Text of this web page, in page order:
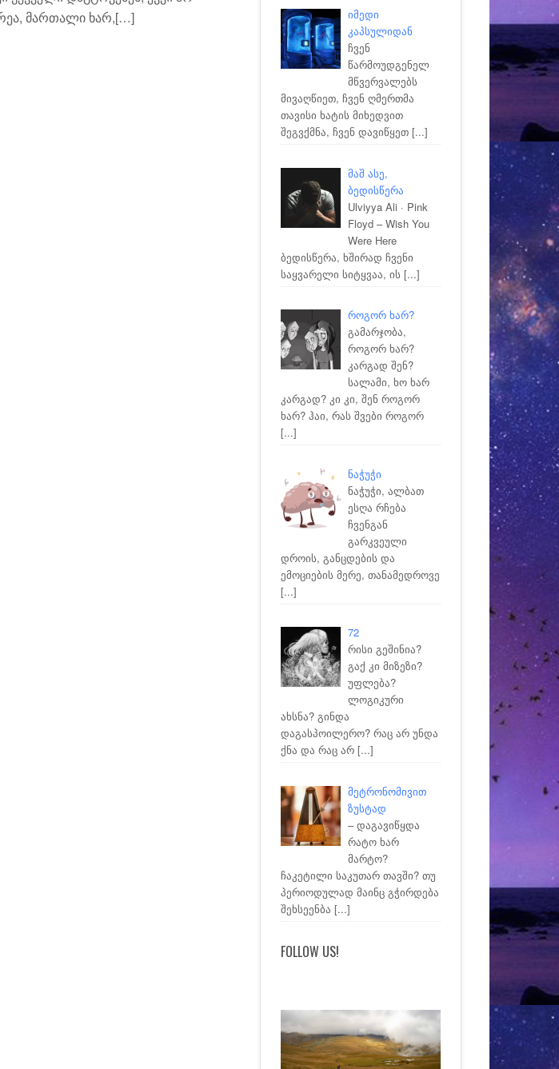
მართალი ხარ,[…]
იმედი
კაპსულიდან
ჩვენ
წარმოუდგენელ
მწვერვალებს
მივაღწიეთ, ჩვენ ღმერთმა
თავისი ხატის მიხედვით
შეგვქმნა, ჩვენ დავიწყეთ [...]
მაშ ასე,
ბედისწერა
Ulviyya Ali · Pink
Floyd – Wish You
Were Here
ბედისწერა, ხშირად ჩვენი
საყვარელი სიტყვაა, ის [...]
როგორ ხარ?
გამარჯობა,
როგორ ხარ?
კარგად შენ?
სალამი, ხო ხარ
კარგად? კი კი, შენ როგორ
ხარ? ჰაი, რას შვები როგორ
[...]
ნაჭუჭი
ნაჭუჭი, ალბათ
ესღა რჩება
ჩვენგან
გარკვეული
დროის, განცდების და
ემოციების მერე, თანამედროვე
[...]
72
რისი გეშინია?
გაქ კი მიზეზი?
უფლება?
ლოგიკური
ახსნა? გინდა
დაგასპოილერო? რაც არ უნდა
ქნა და რაც არ [...]
მეტრონომივით
ზუსტად
– დაგავიწყდა
რატო ხარ
მარტო?
ჩაკეტილი საკუთარ თავში? თუ
პერიოდულად მაინც გჭირდება
შეხსეენბა [...]
FOLLOW US!